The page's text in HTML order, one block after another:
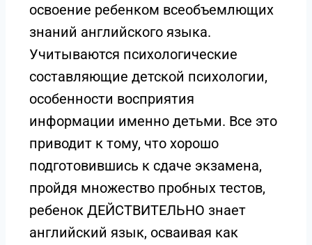
освоение ребенком всеобъемлющих
знаний английского языка.
Учитываются психологические
составляющие детской психологии,
особенности восприятия
информации именно детьми. Все это
приводит к тому, что хорошо
подготовившись к сдаче экзамена,
пройдя множество пробных тестов,
ребенок ДЕЙСТВИТЕЛЬНО знает
английский язык, осваивая как